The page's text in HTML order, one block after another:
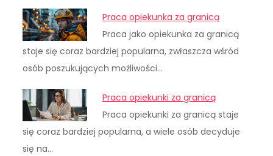
Praca opiekunka za granicą
Praca jako opiekunka za granicą
staje się coraz bardziej popularna, zwłaszcza wśród
osób poszukujących możliwości…
Praca opiekunki za granicą
Praca opiekunki za granicą staje
się coraz bardziej popularna, a wiele osób decyduje
się na…